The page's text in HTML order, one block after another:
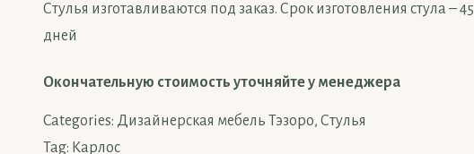
Стулья изготавливаются под заказ. Срок изготовления стула – 45
дней
Окончательную стоимость уточняйте у менеджера
Categories: Дизайнерская мебель Тэзоро, Стулья
Tag: Карлос